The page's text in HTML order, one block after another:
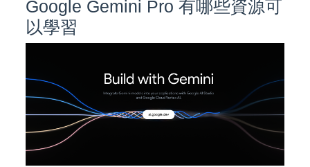
Google Gemini Pro 有哪些資源可
以學習